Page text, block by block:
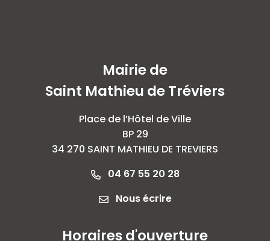
Mairie de
Saint Mathieu de Tréviers
Place de l’Hôtel de Ville
BP 29
34 270 SAINT MATHIEU DE TREVIERS
04 67 55 20 28
Nous écrire
Horaires d'ouverture